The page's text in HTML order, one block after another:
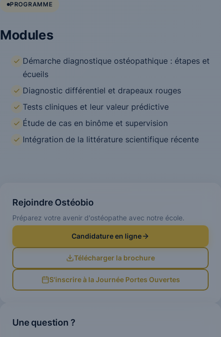
PROGRAMME
Modules
Démarche diagnostique ostéopathique : étapes et
écueils
Diagnostic différentiel et drapeaux rouges
Tests cliniques et leur valeur prédictive
Étude de cas en binôme et supervision
Intégration de la littérature scientifique récente
Rejoindre Ostéobio
Préparez votre avenir d'ostéopathe avec notre école.
Candidature en ligne
Télécharger la brochure
S'inscrire à la Journée Portes Ouvertes
Une question ?